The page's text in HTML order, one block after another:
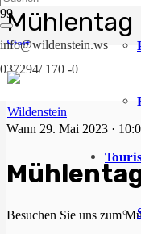
info@wildenstein.ws
037294/ 170 -0
Mühlentag
Start
Mühlentag 2023
Wann 29. Mai 2023 ·
Besuchen Sie uns zum